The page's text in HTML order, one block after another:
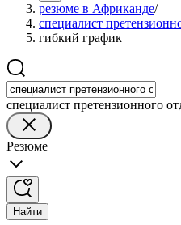
резюме в Африканде/
специалист
гибкий график
специалист претензионного
Резюме
Найти